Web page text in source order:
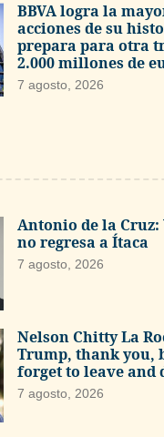
BBVA logra la
acciones de su
prepara para otra
2.000 millones de
7 agosto, 2026
Antonio de la Cruz:
no regresa a Ítaca
7 agosto, 2026
Nelson Chitty La
Trump, thank you,
forget to leave and
7 agosto, 2026